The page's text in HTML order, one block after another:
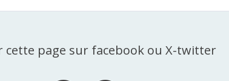
cette page sur facebook ou X-twitter